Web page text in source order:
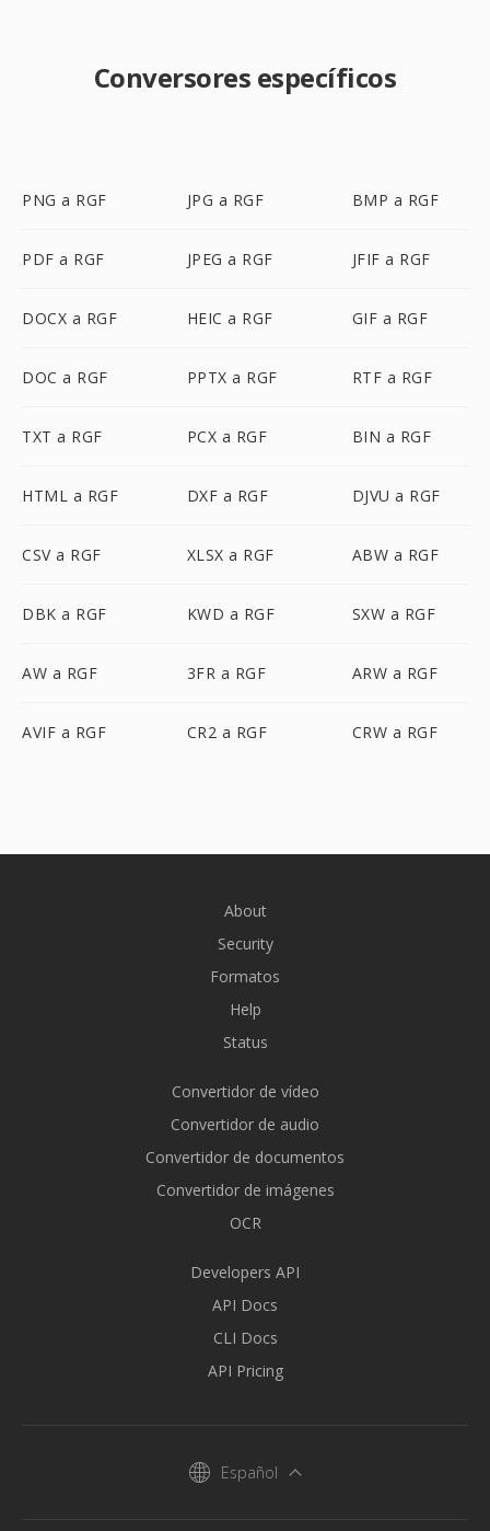
Conversores específicos
PNG a RGF JPG a RGF BMP a RGF
PDF a RGF JPEG a RGF JFIF a RGF
DOCX a RGF HEIC a RGF GIF a RGF
DOC a RGF PPTX a RGF RTF a RGF
TXT a RGF PCX a RGF BIN a RGF
HTML a RGF DXF a RGF DJVU a RGF
CSV a RGF XLSX a RGF ABW a RGF
DBK a RGF KWD a RGF SXW a RGF
AW a RGF 3FR a RGF ARW a RGF
AVIF a RGF CR2 a RGF CRW a RGF
About
Security
Formatos
Help
Status
Convertidor de vídeo
Convertidor de audio
Convertidor de documentos
Convertidor de imágenes
OCR
Developers API
API Docs
CLI Docs
API Pricing
Español